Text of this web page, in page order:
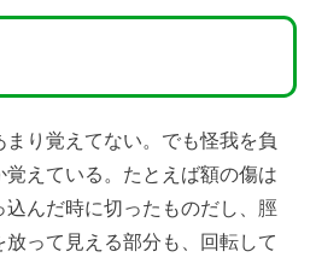
り覚えてない。でも怪我を負
えている。たとえば額の傷は
んだ時に切ったものだし、脛
って見える部分も、回転して